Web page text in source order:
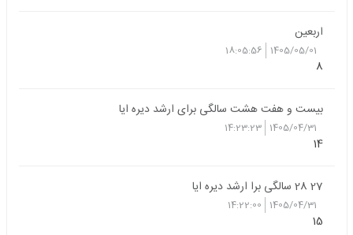
اربعین
1405/05/01
18:05:56
8
بیست و هفت هشت سالگی برای ارشد دیره ایا
1405/04/31
14:23:23
14
27 28 سالگی برا ارشد دیره ایا
1405/04/31
14:22:00
15